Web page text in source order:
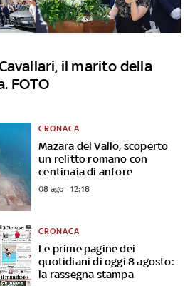
il marito della
FOTO
Mazara del Vallo, scoperto
un relitto romano con
centinaia di anfore
CRONACA
08 ago - 12:18
Le prime pagine dei
quotidiani di oggi 8 agosto:
la rassegna stampa
CRONACA